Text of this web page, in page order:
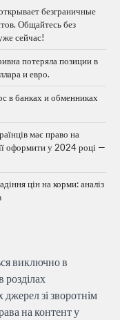
безграничные
Общайтесь без
сейчас!
потеряла позиции в
и евро.
в банках и обменниках
має право на
її оформити у 2024 році —
цін на корми: аналіз
виключно в
зі зворотнім
на контент у